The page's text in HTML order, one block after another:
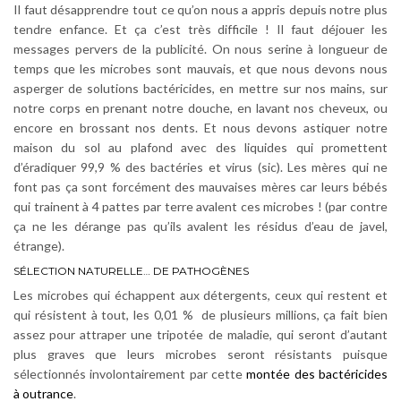
Il faut désapprendre tout ce qu’on nous a appris depuis notre plus
tendre enfance. Et ça c’est très difficile ! Il faut déjouer les
messages pervers de la publicité. On nous serine à longueur de
temps que les microbes sont mauvais, et que nous devons nous
asperger de solutions bactéricides, en mettre sur nos mains, sur
notre corps en prenant notre douche, en lavant nos cheveux, ou
encore en brossant nos dents. Et nous devons astiquer notre
maison du sol au plafond avec des liquides qui promettent
d’éradiquer 99,9 % des bactéries et virus (sic). Les mères qui ne
font pas ça sont forcément des mauvaises mères car leurs bébés
qui trainent à 4 pattes par terre avalent ces microbes ! (par contre
ça ne les dérange pas qu’ils avalent les résidus d’eau de javel,
étrange).
SÉLECTION NATURELLE… DE PATHOGÈNES
Les microbes qui échappent aux détergents, ceux qui restent et
qui résistent à tout, les 0,01 % de plusieurs millions, ça fait bien
assez pour attraper une tripotée de maladie, qui seront d’autant
plus graves que leurs microbes seront résistants puisque
sélectionnés involontairement par cettemontée des bactéricides
à outrance.